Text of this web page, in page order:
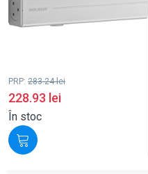
PRP: 283.24lei
228.93 lei
În stoc